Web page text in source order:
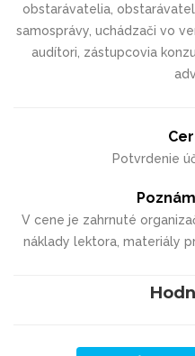
obstarávatelia,
samosprávy, uchádzači vo
audítori, zástupcovia
Potvrdenie
V cene je zahrnuté
náklady lektora, materiály